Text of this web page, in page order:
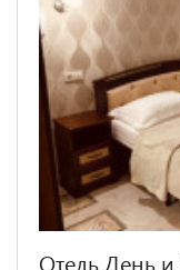
Отель День